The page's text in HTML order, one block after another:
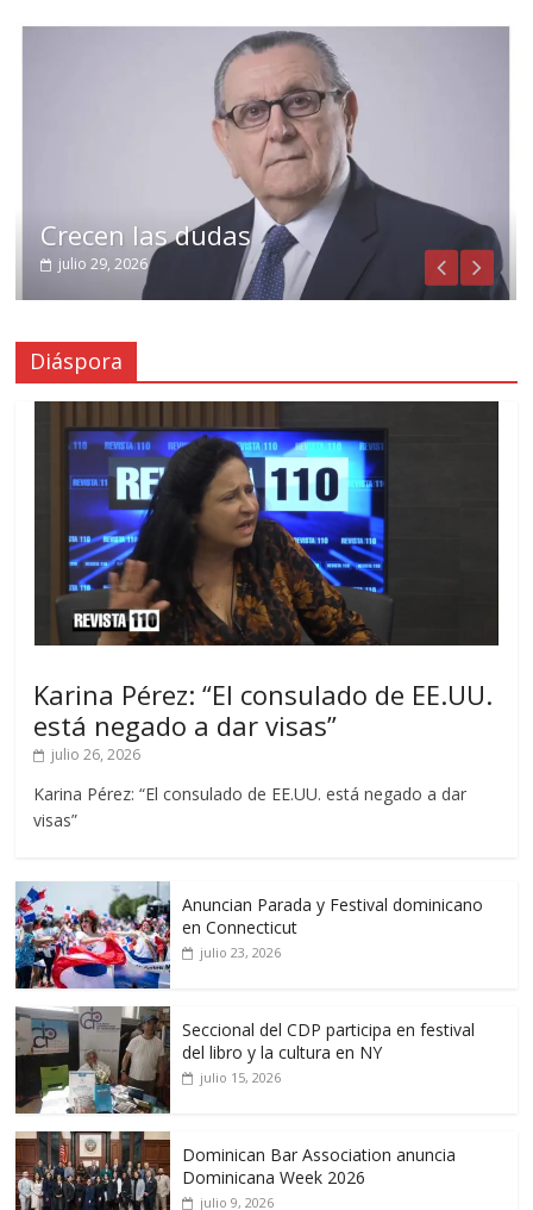
Crecen las dudas
julio 29, 2026
Diáspora
Karina Pérez: “El consulado de EE.UU.
está negado a dar visas”
julio 26, 2026
Karina Pérez: “El consulado de EE.UU. está negado a dar
visas”
Anuncian Parada y Festival dominicano
en Connecticut
julio 23, 2026
Seccional del CDP participa en festival
del libro y la cultura en NY
julio 15, 2026
Dominican Bar Association anuncia
Dominicana Week 2026
julio 9, 2026